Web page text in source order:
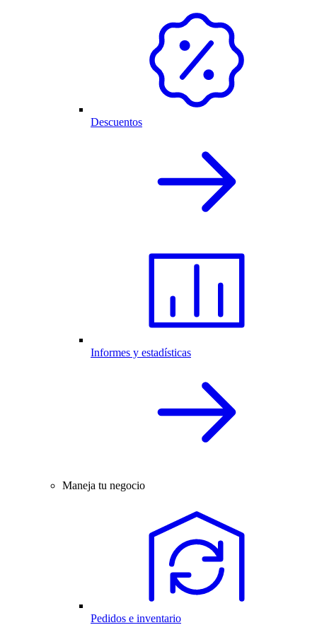
Descuentos
Informes y estadísticas
Maneja tu negocio
Pedidos e inventario